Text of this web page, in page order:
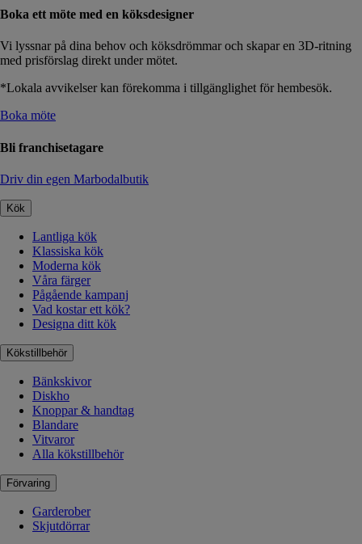
Boka ett möte med en köksdesigner
Vi lyssnar på dina behov och köksdrömmar och skapar en 3D-ritning
med prisförslag direkt under mötet.
*Lokala avvikelser kan förekomma i tillgänglighet för hembesök.
Boka möte
Bli franchisetagare
Driv din egen Marbodalbutik
Kök
Lantliga kök
Klassiska kök
Moderna kök
Våra färger
Pågående kampanj
Vad kostar ett kök?
Designa ditt kök
Kökstillbehör
Bänkskivor
Diskho
Knoppar & handtag
Blandare
Vitvaror
Alla kökstillbehör
Förvaring
Garderober
Skjutdörrar